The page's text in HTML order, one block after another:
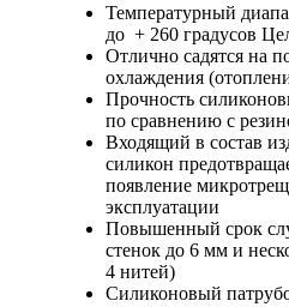
Температурный
до + 260 градусов
Отлично садятся на
охлаждения
Прочность
по сравнению с
Входящий в состав
силикон
появление
эксплуатации
Повышенный срок
стенок до 6 мм и
4 нитей)
Силиконовый